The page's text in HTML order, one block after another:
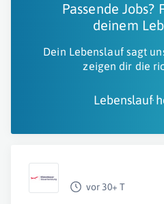
Passende Jobs?
deinem
Dein Lebenslauf sagt
zeigen dir die
Lebenslauf
vor 30+ T